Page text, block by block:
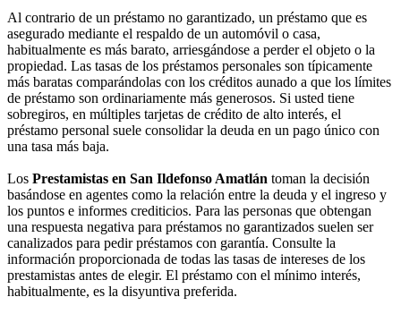
Al contrario de un préstamo no garantizado, un préstamo que es
asegurado mediante el respaldo de un automóvil o casa,
habitualmente es más barato, arriesgándose a perder el objeto o la
propiedad. Las tasas de los préstamos personales son típicamente
más baratas comparándolas con los créditos aunado a que los límites
de préstamo son ordinariamente más generosos. Si usted tiene
sobregiros, en múltiples tarjetas de crédito de alto interés, el
préstamo personal suele consolidar la deuda en un pago único con
una tasa más baja.
Los Prestamistas en San Ildefonso Amatlán toman la decisión
basándose en agentes como la relación entre la deuda y el ingreso y
los puntos e informes crediticios. Para las personas que obtengan
una respuesta negativa para préstamos no garantizados suelen ser
canalizados para pedir préstamos con garantía. Consulte la
información proporcionada de todas las tasas de intereses de los
prestamistas antes de elegir. El préstamo con el mínimo interés,
habitualmente, es la disyuntiva preferida.